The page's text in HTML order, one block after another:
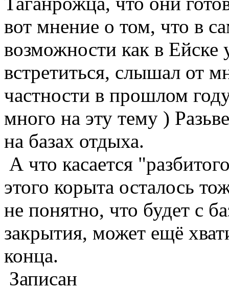
вот мнение о том, что в
возможности как в
встретиться, слышал от
частности в прошлом
много на эту тему )
на базах отдыха.
А что касается
этого корыта осталось
не понятно, что будет с
закрытия, может ещё
конца.
Записан